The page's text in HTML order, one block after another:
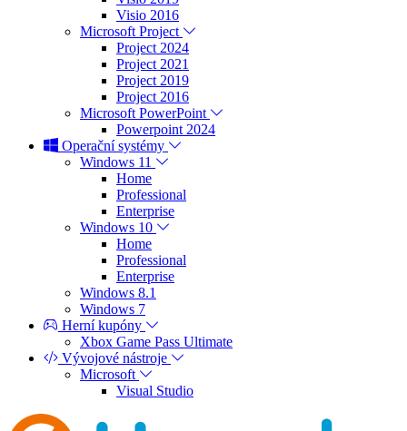
Visio 2016
Microsoft Project
Project 2024
Project 2021
Project 2019
Project 2016
Microsoft PowerPoint
Powerpoint 2024
Operační systémy
Windows 11
Home
Professional
Enterprise
Windows 10
Home
Professional
Enterprise
Windows 8.1
Windows 7
Herní kupóny
Xbox Game Pass Ultimate
Vývojové nástroje
Microsoft
Visual Studio